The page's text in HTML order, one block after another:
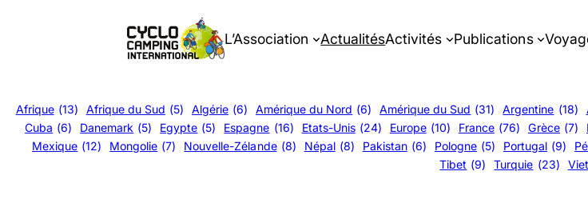
L’Association ActualitésActivités Publications
Afrique (13) Afrique du Sud (5) Algérie (6) Amérique du Nord (6) Amérique du Sud (31) Argentine (18)
Cuba (6) Danemark (5) Egypte (5) Espagne (16) Etats-Unis (24) Europe (10) France (76) Grèce (7)
Mexique (12) Mongolie (7) Nouvelle-Zélande (8) Népal (8) Pakistan (6) Pologne (5) Portugal (9)
Tibet (9) Turquie (23)